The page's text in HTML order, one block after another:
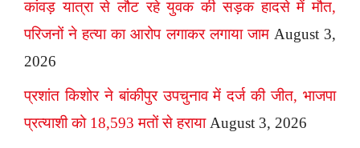
कांवड़ यात्रा से लौट रहे युवक की सड़क हादसे में मौत,
परिजनों ने हत्या का आरोप लगाकर लगाया जाम August 3,
2026
प्रशांत किशोर ने बांकीपुर उपचुनाव में दर्ज की जीत, भाजपा
प्रत्याशी को 18,593 मतों से हराया August 3, 2026